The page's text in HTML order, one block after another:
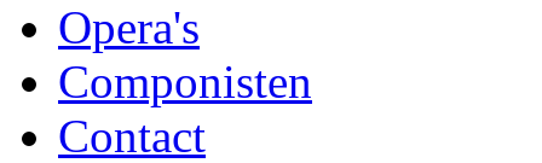
Opera's
Componisten
Contact